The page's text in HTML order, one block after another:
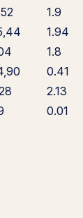
1.9
1.94
1.8
0.41
2.13
0.01